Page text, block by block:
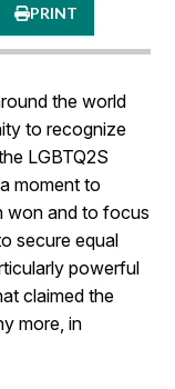
PRINT
the world
to recognize
LGBTQ2S
moment to
won and to focus
secure equal
powerful
claimed the
more, in